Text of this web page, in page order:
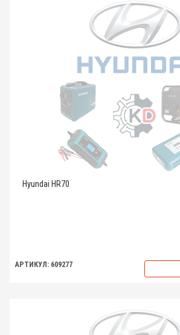
Hyundai HR70
АРТИКУЛ: 609277